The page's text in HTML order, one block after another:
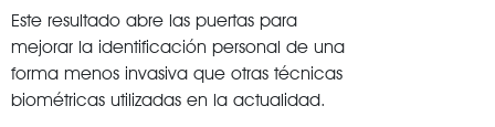
Este resultado abre las puertas para
mejorar la identificación personal de una
forma menos invasiva que otras técnicas
biométricas utilizadas en la actualidad.